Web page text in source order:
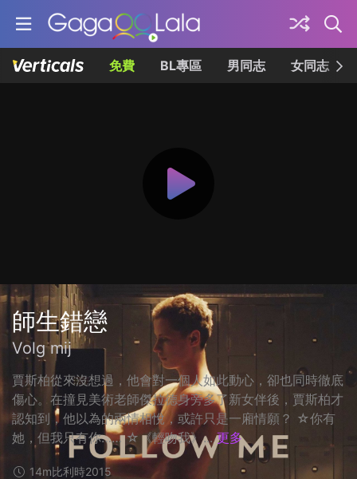
免費 BL專區 男同志 女同志
師生錯戀
Volg mij
賈斯柏從來沒想過，他會對一個人如此動心，卻也同時徹底
傷心。在撞見美術老師傑拉德身旁多了新女伴後，賈斯柏才
認知到，他以為的兩情相悅，或許只是一廂情願？ ☆你有
她，但我只有你…… ☆《輕吻我》... 更多
14m比利時2015